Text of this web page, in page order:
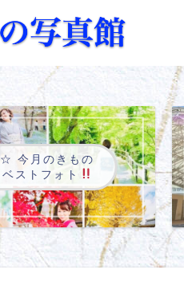
☆ 今月のきもの
ベストフォト